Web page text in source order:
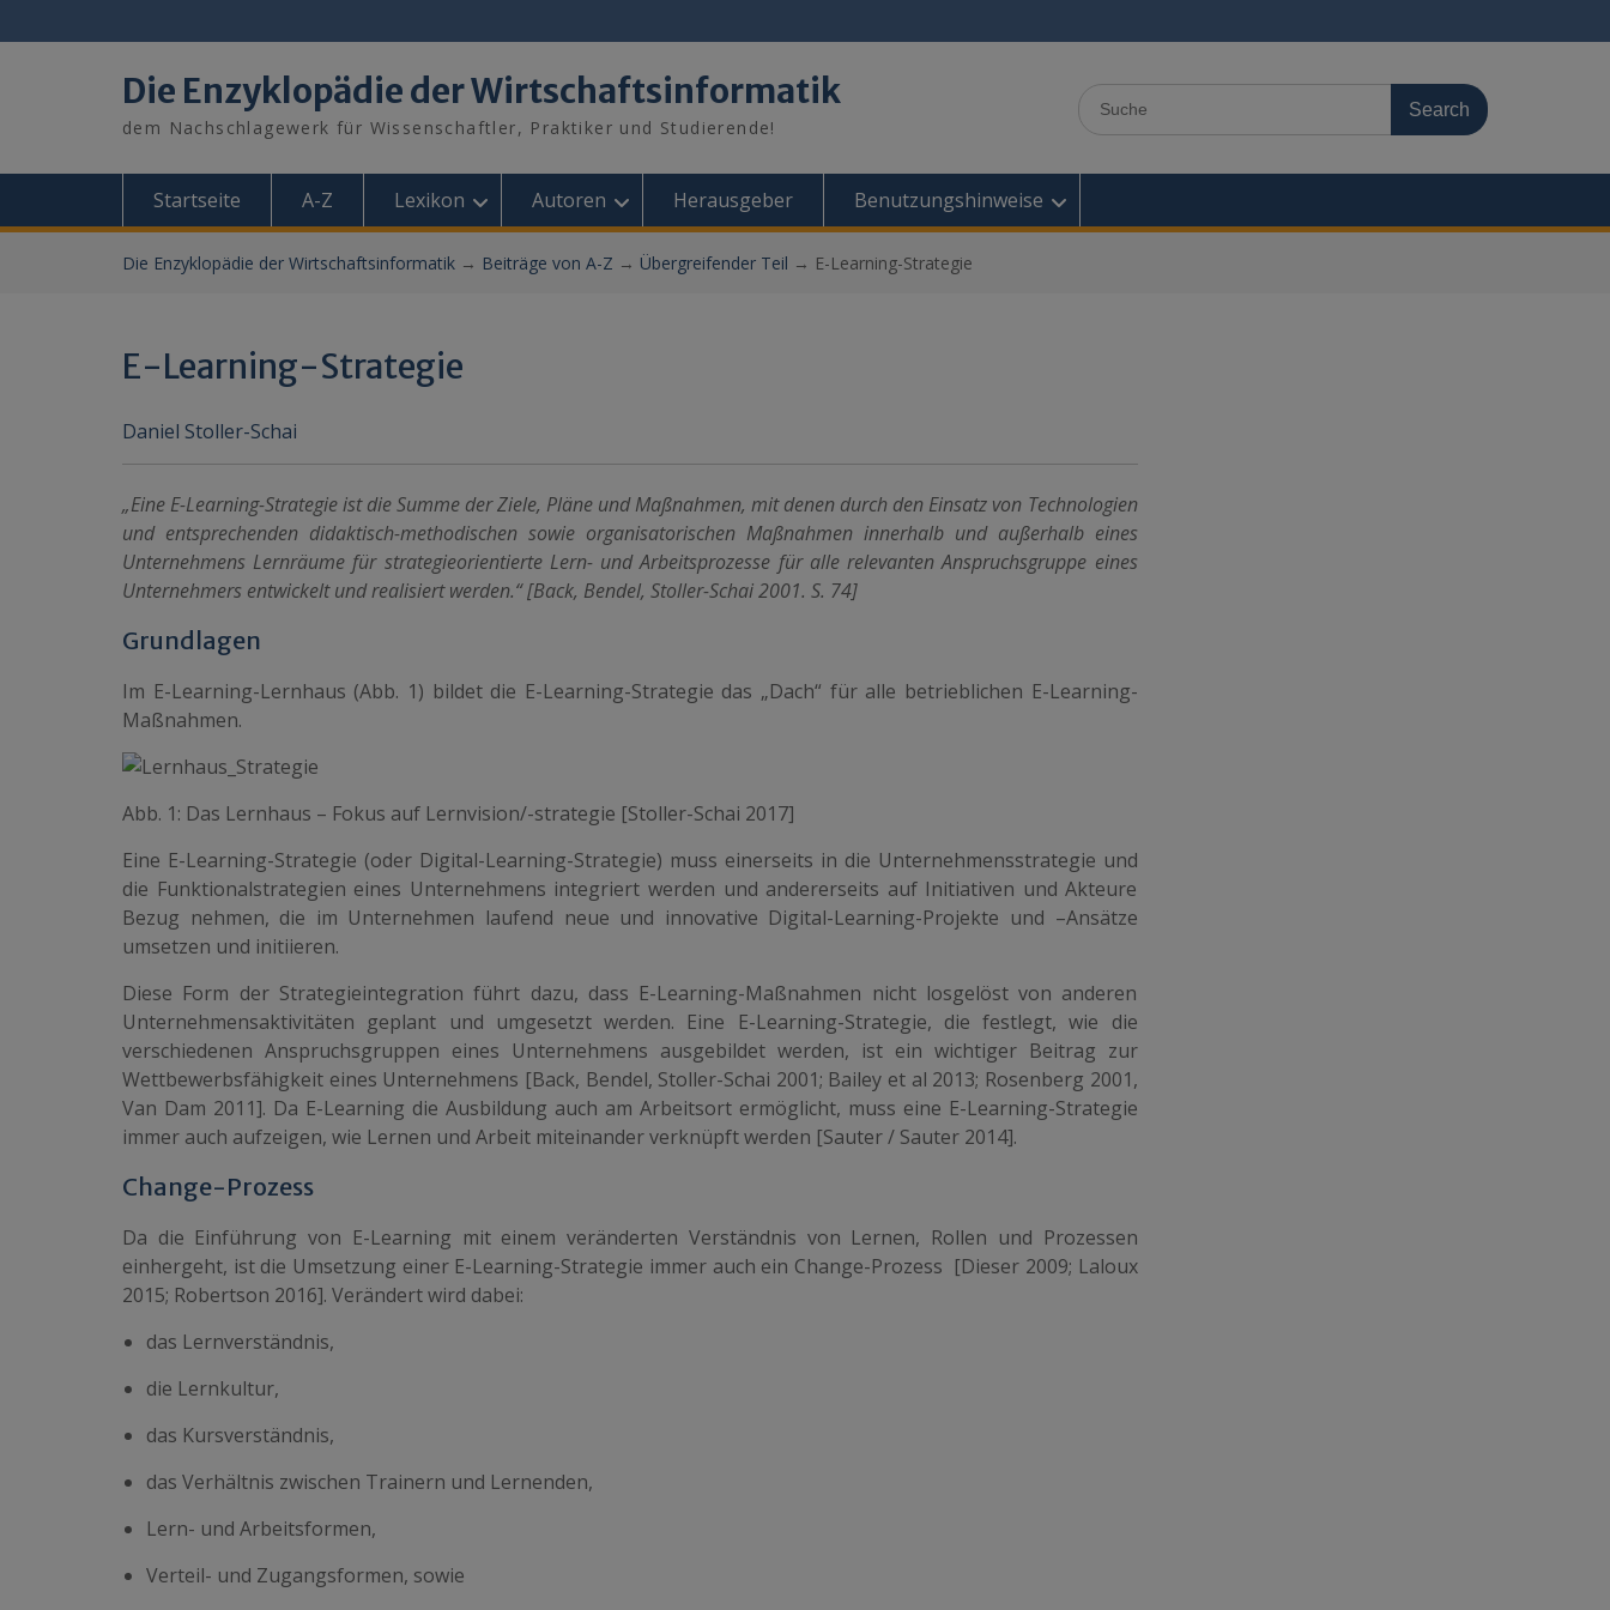
to
Die Enzyklopädie der Wirtschaftsinformatik
dem Nachschlagewerk für Wissenschaftler, Praktiker und Studierende!
Search
for:
Startseite A-Z Lexikon Autoren Herausgeber Benutzungshinweise
Die Enzyklopädie der Wirtschaftsinformatik → Beiträge von A-Z → Übergreifender Teil → E-Learning-Strategie
E-Learning-Strategie
Daniel Stoller-Schai
„Eine E-Learning-Strategie ist die Summe der Ziele, Pläne und Maßnahmen, mit denen durch den Einsatz von Technologien
und entsprechenden didaktisch-methodischen sowie organisatorischen Maßnahmen innerhalb und außerhalb eines
Unternehmens Lernräume für strategieorientierte Lern- und Arbeitsprozesse für alle relevanten Anspruchsgruppe eines
Unternehmers entwickelt und realisiert werden.“ [Back, Bendel, Stoller-Schai 2001. S. 74]
Grundlagen
Im E-Learning-Lernhaus (Abb. 1) bildet die E-Learning-Strategie das „Dach“ für alle betrieblichen E-Learning-
Maßnahmen.
Abb. 1: Das Lernhaus – Fokus auf Lernvision/-strategie [Stoller-Schai 2017]
Eine E-Learning-Strategie (oder Digital-Learning-Strategie) muss einerseits in die Unternehmensstrategie und
die Funktionalstrategien eines Unternehmens integriert werden und andererseits auf Initiativen und Akteure
Bezug nehmen, die im Unternehmen laufend neue und innovative Digital-Learning-Projekte und –Ansätze
umsetzen und initiieren.
Diese Form der Strategieintegration führt dazu, dass E-Learning-Maßnahmen nicht losgelöst von anderen
Unternehmensaktivitäten geplant und umgesetzt werden. Eine E-Learning-Strategie, die festlegt, wie die
verschiedenen Anspruchsgruppen eines Unternehmens ausgebildet werden, ist ein wichtiger Beitrag zur
Wettbewerbsfähigkeit eines Unternehmens [Back, Bendel, Stoller-Schai 2001; Bailey et al 2013; Rosenberg 2001,
Van Dam 2011]. Da E-Learning die Ausbildung auch am Arbeitsort ermöglicht, muss eine E-Learning-Strategie
immer auch aufzeigen, wie Lernen und Arbeit miteinander verknüpft werden [Sauter / Sauter 2014].
Change-Prozess
Da die Einführung von E-Learning mit einem veränderten Verständnis von Lernen, Rollen und Prozessen
einhergeht, ist die Umsetzung einer E-Learning-Strategie immer auch ein Change-Prozess [Dieser 2009; Laloux
2015; Robertson 2016]. Verändert wird dabei:
das Lernverständnis,
die Lernkultur,
das Kursverständnis,
das Verhältnis zwischen Trainern und Lernenden,
Lern- und Arbeitsformen,
Verteil- und Zugangsformen, sowie